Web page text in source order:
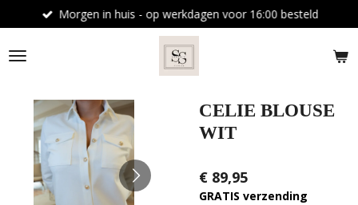
direct
naar
de
Morgen in huis - op werkdagen voor 16:00 besteld
CELIE BLOUSE
WIT
€ 89,95
GRATIS verzending